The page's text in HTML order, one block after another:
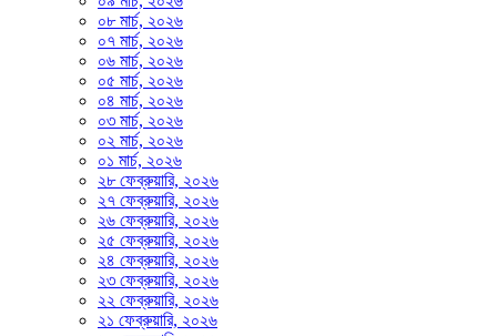
০৮ মার্চ, ২০২৬
০৭ মার্চ, ২০২৬
০৬ মার্চ, ২০২৬
০৫ মার্চ, ২০২৬
০৪ মার্চ, ২০২৬
০৩ মার্চ, ২০২৬
০২ মার্চ, ২০২৬
০১ মার্চ, ২০২৬
২৮ ফেব্রুয়ারি, ২০২৬
২৭ ফেব্রুয়ারি, ২০২৬
২৬ ফেব্রুয়ারি, ২০২৬
২৫ ফেব্রুয়ারি, ২০২৬
২৪ ফেব্রুয়ারি, ২০২৬
২৩ ফেব্রুয়ারি, ২০২৬
২২ ফেব্রুয়ারি, ২০২৬
২১ ফেব্রুয়ারি, ২০২৬